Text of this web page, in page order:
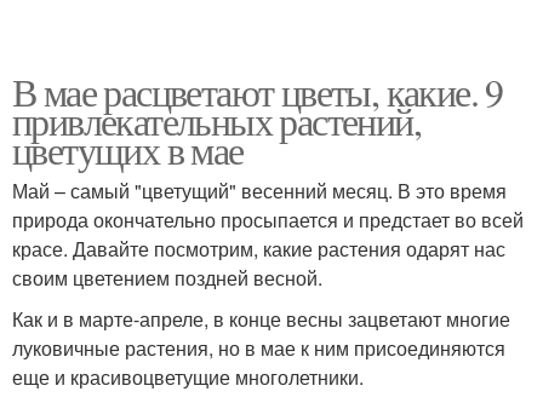
В мае расцветают цветы, какие. 9
привлекательных растений,
цветущих в мае
Май – самый "цветущий" весенний месяц. В это время
природа окончательно просыпается и предстает во всей
красе. Давайте посмотрим, какие растения одарят нас
своим цветением поздней весной.
Как и в марте-апреле, в конце весны зацветают многие
луковичные растения, но в мае к ним присоединяются
еще и красивоцветущие многолетники.